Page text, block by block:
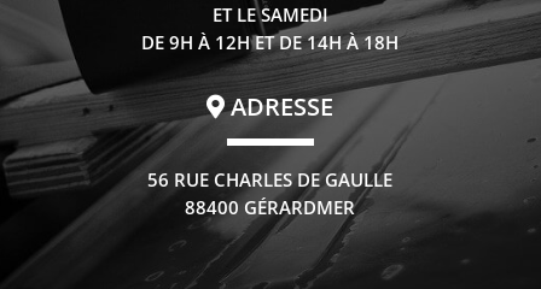
ET LE SAMEDI
DE 9H À 12H ET DE 14H À 18H
ADRESSE
56 RUE CHARLES DE GAULLE
88400 GÉRARDMER